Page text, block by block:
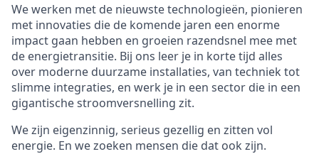
We werken met de nieuwste technologieën, pionieren
met innovaties die de komende jaren een enorme
impact gaan hebben en groeien razendsnel mee met
de energietransitie. Bij ons leer je in korte tijd alles
over moderne duurzame installaties, van techniek tot
slimme integraties, en werk je in een sector die in een
gigantische stroomversnelling zit.
We zijn eigenzinnig, serieus gezellig en zitten vol
energie. En we zoeken mensen die dat ook zijn.